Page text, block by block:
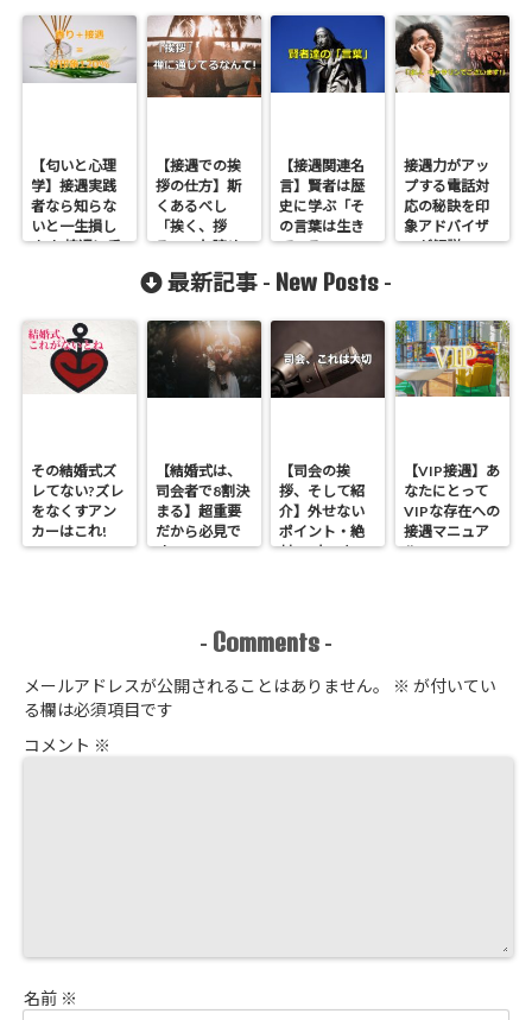
【匂いと心理
学】接遇実践
者なら知らな
いと一生損し
ます!接遇に香
【接遇での挨
拶の仕方】斯
くあるべし
「挨く、拶
る」これ読め
ますか?
【接遇関連名
言】賢者は歴
史に学ぶ「そ
の言葉は生き
ている」
接遇力がアッ
プする電話対
応の秘訣を印
象アドバイザ
ーが解説!
最新記事 - New Posts -
その結婚式ズ
レてない?ズレ
をなくすアン
カーはこれ!
【結婚式は、
司会者で8割決
まる】超重要
だから必見で
す
【司会の挨
拶、そして紹
介】外せない
ポイント・絶
対NGなこと
【VIP接遇】あ
なたにとって
VIPな存在への
接遇マニュア
ル
- Comments -
メールアドレスが公開されることはありません。 ※ が付いてい
る欄は必須項目です
コメント ※
名前 ※